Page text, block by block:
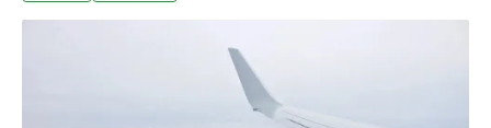
前也研擬在今年年底前試辦小規模的共享電輔車，營運區
域由業者自行規劃。不過，共享電輔車與一般共享單車有
哪些不同的地方呢？無樁式、甲租乙還的共享制度又能否